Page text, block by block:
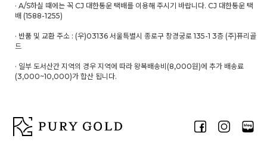
· A/S하실 때에는 꼭 CJ 대한통운 택배를 이용해 주시기 바랍니다. CJ 대한통운 택
배 (1588-1255)
· 반품 및 교환 주소 : (우)03136 서울특별시 종로구 창경궁로 135-1 3층 (주)퓨리골
드
· 일부 도서산간 지역의 경우 지역에 따라 왕복배송비(8,000원)에 추가 배송료
(3,000~10,000)가 합산 됩니다.